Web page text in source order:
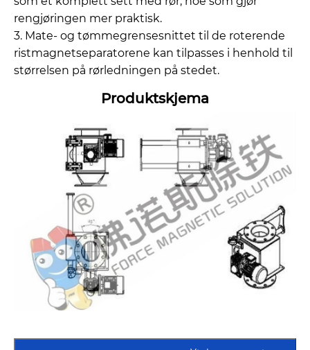
rengjøringen mer praktisk.
3. Mate- og tømmegrensesnittet til de roterende
ristmagnetseparatorene kan tilpasses i henhold til
størrelsen på rørledningen på stedet.
Produktskjema